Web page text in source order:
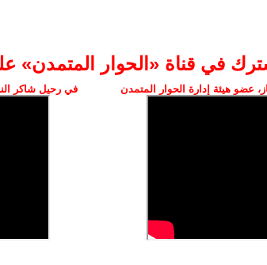
في قناة ‫«الحوار المتمدن»
عضو هيئة إدارة الحوار المتمدن في رحيل شاكر